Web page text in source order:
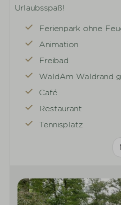
Urlaubsspaß!
Ferienpark ohne
Animation
Freibad
WaldAm Waldrand
Café
Restaurant
Tennisplatz